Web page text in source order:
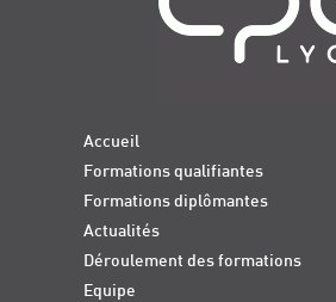
Accueil
Formations qualifiantes
Formations diplômantes
Actualités
Déroulement des formations
Equipe